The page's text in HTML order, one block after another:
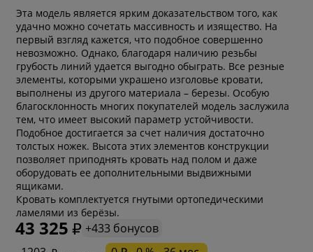
Эта модель является ярким доказательством того, как
удачно можно сочетать массивность и изящество. На
первый взгляд кажется, что подобное совершенно
невозможно. Однако, благодаря наличию резьбы
грубость линий удается выгодно обыграть. Все резные
элементы, которыми украшено изголовье кровати,
выполнены из другого материала – березы. Особую
благосклонность многих покупателей модель заслужила
тем, что имеет высокий параметр устойчивости.
Подобное достигается за счет наличия достаточно
толстых ножек. Высота этих элементов конструкции
позволяет приподнять кровать над полом и даже
оборудовать ее дополнительными выдвижными
ящиками.
Кровать комплектуется гнутыми ортопедическими
ламелями из берёзы.
43 325
+433 бонусов
* обязательное поле